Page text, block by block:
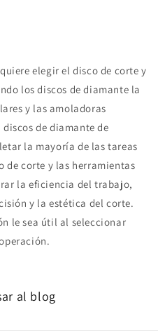
elegir el disco de corte y
los discos de diamante la
y las amoladoras
de diamante de
la mayoría de las tareas
de corte y las herramientas
la eficiencia del trabajo,
y la estética del corte.
le sea útil al seleccionar
al blog